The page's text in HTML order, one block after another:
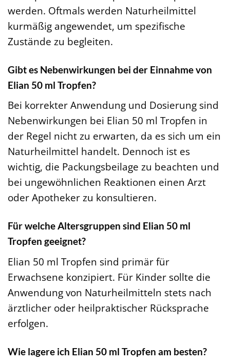
werden. Oftmals werden Naturheilmittel
kurmäßig angewendet, um spezifische
Zustände zu begleiten.
Gibt es Nebenwirkungen bei der Einnahme von
Elian 50 ml Tropfen?
Bei korrekter Anwendung und Dosierung sind
Nebenwirkungen bei Elian 50 ml Tropfen in
der Regel nicht zu erwarten, da es sich um ein
Naturheilmittel handelt. Dennoch ist es
wichtig, die Packungsbeilage zu beachten und
bei ungewöhnlichen Reaktionen einen Arzt
oder Apotheker zu konsultieren.
Für welche Altersgruppen sind Elian 50 ml
Tropfen geeignet?
Elian 50 ml Tropfen sind primär für
Erwachsene konzipiert. Für Kinder sollte die
Anwendung von Naturheilmitteln stets nach
ärztlicher oder heilpraktischer Rücksprache
erfolgen.
Wie lagere ich Elian 50 ml Tropfen am besten?